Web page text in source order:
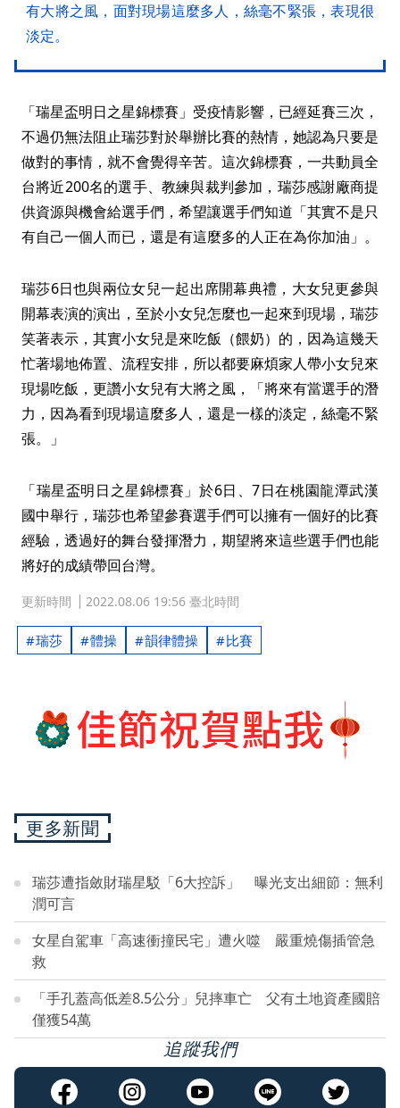
有大將之風，面對現場這麼多人，絲毫不緊張，表現很
淡定。
「瑞星盃明日之星錦標賽」受疫情影響，已經延賽三次，
不過仍無法阻止瑞莎對於舉辦比賽的熱情，她認為只要是
做對的事情，就不會覺得辛苦。這次錦標賽，一共動員全
台將近200名的選手、教練與裁判參加，瑞莎感謝廠商提
供資源與機會給選手們，希望讓選手們知道「其實不是只
有自己一個人而已，還是有這麼多的人正在為你加油」。
瑞莎6日也與兩位女兒一起出席開幕典禮，大女兒更參與
開幕表演的演出，至於小女兒怎麼也一起來到現場，瑞莎
笑著表示，其實小女兒是來吃飯（餵奶）的，因為這幾天
忙著場地佈置、流程安排，所以都要麻煩家人帶小女兒來
現場吃飯，更讚小女兒有大將之風，「將來有當選手的潛
力，因為看到現場這麼多人，還是一樣的淡定，絲毫不緊
張。」
「瑞星盃明日之星錦標賽」於6日、7日在桃園龍潭武漢
國中舉行，瑞莎也希望參賽選手們可以擁有一個好的比賽
經驗，透過好的舞台發揮潛力，期望將來這些選手們也能
將好的成績帶回台灣。
更新時間 2022.08.06 19:56 臺北時間
瑞莎 體操 韻律體操 比賽
更多新聞
瑞莎遭指斂財瑞星駁「6大控訴」 曝光支出細節：無利
潤可言
女星自駕車「高速衝撞民宅」遭火噬 嚴重燒傷插管急
救
「手孔蓋高低差8.5公分」兒摔車亡 父有土地資產國賠
僅獲54萬
追蹤我們